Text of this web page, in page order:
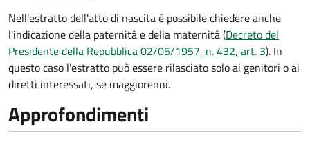
Nell'estratto dell'atto di nascita è possibile chiedere anche
l'indicazione della paternità e della maternità (Decreto del
Presidente della Repubblica 02/05/1957, n. 432, art. 3). In
questo caso l'estratto può essere rilasciato solo ai genitori o ai
diretti interessati, se maggiorenni.
Approfondimenti